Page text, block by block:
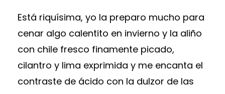
Está riquísima, yo la preparo mucho para
cenar algo calentito en invierno y la aliño
con chile fresco finamente picado,
cilantro y lima exprimida y me encanta el
contraste de ácido con la dulzor de las